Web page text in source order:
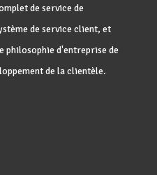
de service de
de service client, et
philosophie d'entreprise de
de la clientèle.